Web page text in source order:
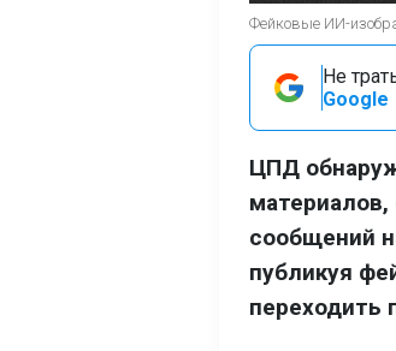
Фейковые ИИ-
Не
Google
ЦПД
сообщений
публикуя
переходить